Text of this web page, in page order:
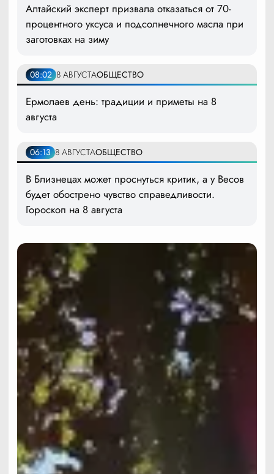
Алтайский эксперт призвала отказаться от 70-
процентного уксуса и подсолнечного масла при
заготовках на зиму
08:02 8 АВГУСТАОБЩЕСТВО
Ермолаев день: традиции и приметы на 8
августа
06:13 8 АВГУСТАОБЩЕСТВО
В Близнецах может проснуться критик, а у Весов
будет обострено чувство справедливости.
Гороскоп на 8 августа